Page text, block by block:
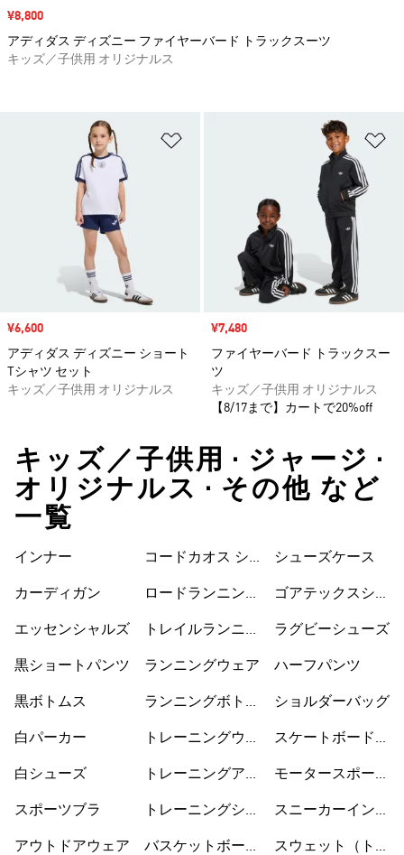
ほしいものリストに追加
セール価格
¥6,600
アディダス ディズニー ショート
Tシャツ セット
キッズ／子供用 オリジナルス
セール価格
¥7,480
ファイヤーバード トラックスー
ツ
キッズ／子供用 オリジナルス
【8/17まで】カートで20%off
セール価格
¥8,800
アディダス ディズニー ファイヤーバード トラックスーツ
キッズ／子供用 オリジナルス
キッズ／子供用 • ジャージ •
オリジナルス • その他 など
一覧
インナー
カーディガン
エッセンシャルズ
黒ショートパンツ
黒ボトムス
白パーカー
白シューズ
スポーツブラ
アウトドアウェア
コードカオス シ
ロードランニング
トレイルランニン
ランニングウェア
ランニングボトム
トレーニングウェ
トレーニングアク
トレーニングシュ
バスケットボール
シューズケース
ゴアテックスシュ
ラグビーシューズ
ハーフパンツ
ショルダーバッグ
スケートボードシ
モータースポーツ
スニーカーインソ
スウェット（トレ